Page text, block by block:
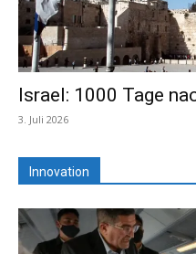
Israel: 1000 Tage
3. Juli 2026
Innovation